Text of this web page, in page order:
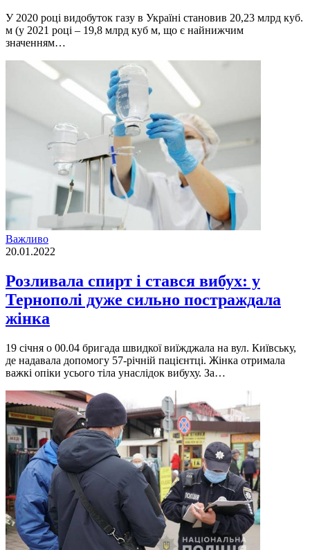
У 2020 році видобуток газу в Україні становив 20,23 млрд куб.
м (у 2021 році – 19,8 млрд куб м, що є найнижчим
значенням…
Важливо
20.01.2022
Розливала спирт і стався вибух: у
Тернополі дуже сильно постраждала
жінка
19 січня о 00.04 бригада швидкої виїжджала на вул. Київську,
де надавала допомогу 57-річній пацієнтці. Жінка отримала
важкі опіки усього тіла унаслідок вибуху. За…